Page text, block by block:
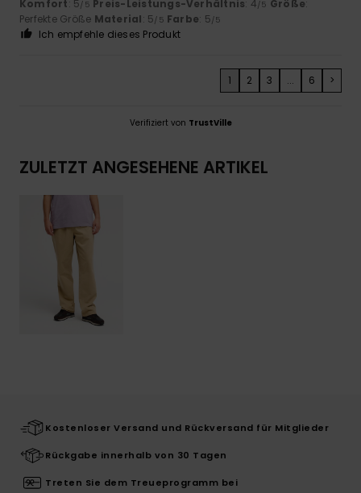
Komfort: 5/5 Preis-Leistungs-Verhältnis: 4/5 Größe:
Perfekte Größe Material: 5/5 Farbe: 5/5
Ich empfehle dieses Produkt
1 2 3 ... 6 >
Verifiziert von TrustVille
ZULETZT ANGESEHENE ARTIKEL
Kostenloser Versand und Rückversand für Mitglieder
Rückgabe innerhalb von 30 Tagen
Treten Sie dem Treueprogramm bei